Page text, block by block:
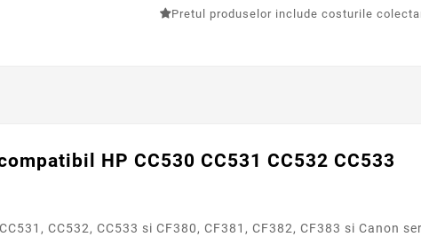
Pretul produselor include costurile
HP CC530 CC531 CC532 CC533
CC532, CC533 si CF380, CF381, CF382, CF383 si Canon